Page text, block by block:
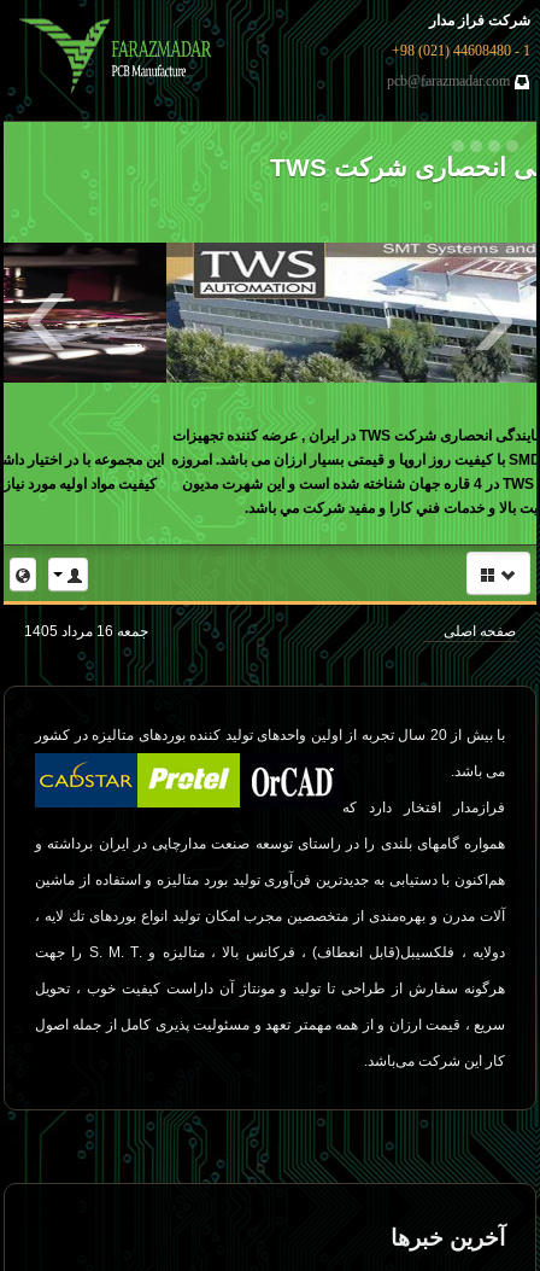
شرکت فراز مدار
1 - 44608480 (021) 98+
pcb@farazmadar.com
SMD
این مجموعه با در اختیار داشتن اخرین تکنولوژی های روز دنیا و همچینین استفاده از بهترین
کیفیت مواد اولیه مورد نیاز خدمات SMD افتخار ارائه خدمات مونتاژ SMD در کوتاه ترین
زمان ممکن را دارا می باشد .
‹
›
صفحه اصلی
مونتاژ و تست
خدمات
TWS
ارتباط با ما
دانلود ها
صفحه اصلی جمعه 16 مرداد 1405
با بیش از 20 سال تجربه از اولین واحدهای تولید كننده بوردهای متالیزه در كشور
می باشد.
فرازمدار افتخار دارد كه
همواره گامهای بلندی را در راستای توسعه صنعت مدارچاپی در ایران برداشته و
هم‌اکنون با دستیابی به جدیدترین فن‌آوری تولید بورد متالیزه و استفاده از ماشین
آلات مدرن و بهره‌مندی از متخصصین مجرب امكان تولید انواع بوردهای تك لایه ،
دولایه ، فلكسیبل(قابل انعطاف) ، فركانس بالا ، متالیزه و .S. M. T را جهت
هرگونه سفارش از طراحی تا تولید و مونتاژ آن داراست كیفیت خوب ، تحویل
سریع ، قیمت ارزان و از همه مهمتر تعهد و مسئولیت پذیری كامل از جمله اصول
كار این شركت می‌باشد.
آخرین خبرها